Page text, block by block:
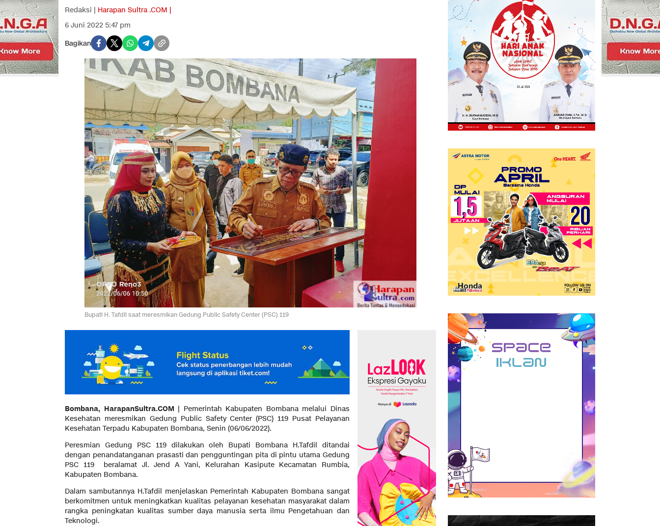
Redaksi | Harapan Sultra .COM |
6 Juni 2022 5:47 pm
Bagikan
Bupati H. Tafdil saat meresmikan Gedung Public Safety Center (PSC) 119
Bombana, HarapanSultra.COM | Pemerintah Kabupaten Bombana melalui Dinas
Kesehatan meresmikan Gedung Public Safety Center (PSC) 119 Pusat Pelayanan
Kesehatan Terpadu Kabupaten Bombana, Senin (06/06/2022).
Peresmian Gedung PSC 119 dilakukan oleh Bupati Bombana H.Tafdil ditandai
dengan penandatanganan prasasti dan pengguntingan pita di pintu utama Gedung
PSC 119 beralamat Jl. Jend A Yani, Kelurahan Kasipute Kecamatan Rumbia,
Kabupaten Bombana.
Dalam sambutannya H.Tafdil menjelaskan Pemerintah Kabupaten Bombana sangat
berkomitmen untuk meningkatkan kualitas pelayanan kesehatan masyarakat dalam
rangka peningkatan kualitas sumber daya manusia serta ilmu Pengetahuan dan
Teknologi.